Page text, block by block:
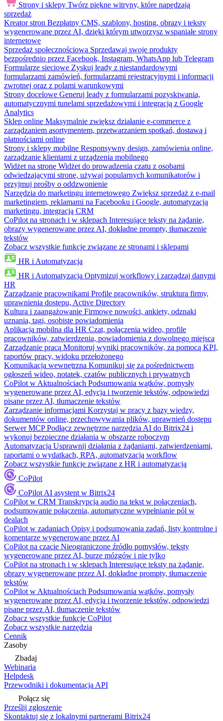
Strony i sklepy Twórz piękne witryny, które napędzają
sprzedaż
Kreator stron Bezpłatny CMS, szablony, hosting, obrazy i teksty
wygenerowane przez AI, dzięki którym utworzysz wspaniałe strony
internetowe
Sprzedaż społecznościowa Sprzedawaj swoje produkty
bezpośrednio przez Facebook, Instagram, WhatsApp lub Telegram
Formularze sieciowe Zyskuj leady z niestandardowymi
formularzami zamówień, formularzami rejestracyjnymi i informacji
zwrotnej oraz z polami warunkowymi
Strony docelowe Generuj leady z formularzami pozyskiwania,
automatycznymi tunelami sprzedażowymi i integracją z Google
Analytics
Sklep online Maksymalnie zwiększ działanie e-commerce z
zarządzaniem asortymentem, przetwarzaniem spotkań, dostawą i
płatnościami online
Strony i sklepy mobilne Responsywny design, zamówienia online,
zarządzanie klientami z urządzenia mobilnego
Widżet na stronę Widżet do prowadzenia czatu z osobami
odwiedzającymi stronę, używaj popularnych komunikatorów i
przyjmuj prośby o oddzwonienie
Narzędzia do marketingu internetowego Zwiększ sprzedaż z e-mail
marketingiem, reklamami na Facebooku i Google, automatyzacją
marketingu, integracją CRM
CoPilot na stronach i w sklepach Interesujące teksty na żądanie,
obrazy wygenerowane przez AI, dokładne prompty, tłumaczenie
tekstów
Zobacz wszystkie funkcje związane ze stronami i sklepami
HR i Automatyzacja
HR i Automatyzacja Optymizuj workflowy i zarządzaj danymi
HR
Zarządzanie pracownikami Profile pracowników, struktura firmy,
uprawnienia dostępu, Active Directory
Kultura i zaangażowanie Firmowe nowości, ankiety, odznaki
uznania, tagi, osobiste powiadomienia
Aplikacja mobilna dla HR Czat, połączenia wideo, profile
pracowników, zatwierdzenia, powiadomienia z dowolnego miejsca
Zarządzanie pracą Monitoruj wyniki pracowników, za pomocą KPI,
raportów pracy, widoku przełożonego
Komunikacja wewnętrzna Komunikuj się za pośrednictwem
ogłoszeń wideo, notatek, czatów publicznych i prywatnych
CoPilot w Aktualnościach Podsumowania wątków, pomysły
wygenerowane przez AI, edycja i tworzenie tekstów, odpowiedzi
pisane przez AI, tłumaczenie tekstów
Zarządzanie informacjami Korzystaj w pracy z bazy wiedzy,
dokumentów online, przechowywania plików, uprawnień dostępu
Serwer MCP Podłącz zewnętrzne narzędzia AI do Bitrix24 i
wykonuj bezpieczne działania w obszarze roboczym
Automatyzacja Usprawnij działania z żądaniami, zatwierdzeniami,
raportami o wydatkach, RPA, automatyzacją workflow
Zobacz wszystkie funkcje związane z HR i automatyzacją
CoPilot
CoPilot AI asystent w Bitrix24
CoPilot w CRM Transkrypcja audio na tekst w połączeniach,
podsumowanie połączenia, automatyczne wypełnianie pól w
dealach
CoPilot w zadaniach Opisy i podsumowania zadań, listy kontrolne i
komentarze wygenerowane przez AI
CoPilot na czacie Nieograniczone źródło pomysłów, teksty
wygenerowane przez AI, burze mózgów i nie tylko
CoPilot na stronach i w sklepach Interesujące teksty na żądanie,
obrazy wygenerowane przez AI, dokładne prompty, tłumaczenie
tekstów
CoPilot w Aktualnościach Podsumowania wątków, pomysły
wygenerowane przez AI, edycja i tworzenie tekstów, odpowiedzi
pisane przez AI, tłumaczenie tekstów
Zobacz wszystkie funkcje CoPilot
Zobacz wszystkie narzędzia
Cennik
Zasoby
Zbadaj
Webinaria
Helpdesk
Przewodniki i dokumentacja API
Połącz się
Prześlij zgłoszenie
Skontaktuj się z lokalnymi partnerami Bitrix24